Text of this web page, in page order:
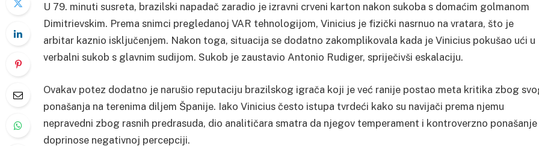
U 79. minuti susreta, brazilski napadač zaradio je izravni crveni karton nakon sukoba s domaćim golmanom
Dimitrievskim. Prema snimci pregledanoj VAR tehnologijom, Vinicius je fizički nasrnuo na vratara, što je
arbitar kaznio isključenjem. Nakon toga, situacija se dodatno zakomplikovala kada je Vinicius pokušao ući u
verbalni sukob s glavnim sudijom. Sukob je zaustavio Antonio Rudiger, spriječivši eskalaciju.
Ovakav potez dodatno je narušio reputaciju brazilskog igrača koji je već ranije postao meta kritika zbog
ponašanja na terenima diljem Španije. Iako Vinicius često istupa tvrdeći kako su navijači prema njemu
nepravedni zbog rasnih predrasuda, dio analitičara smatra da njegov temperament i kontroverzno ponašanje
doprinose negativnoj percepciji.